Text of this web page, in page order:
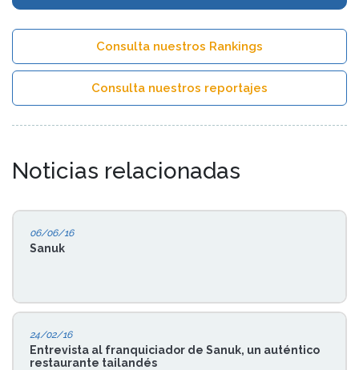
Consulta nuestros Rankings
Consulta nuestros reportajes
Noticias relacionadas
06/06/16
Sanuk
24/02/16
Entrevista al franquiciador de Sanuk, un auténtico
restaurante tailandés